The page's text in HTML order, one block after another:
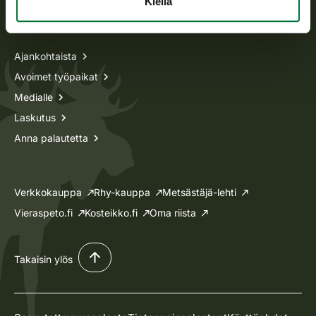
Tietoa meistä
Ajankohtaista
Avoimet työpaikat
Medialle
Laskutus
Anna palautetta
Verkkokauppa Rhy-kauppa
Metsästäjä-lehti
Vieraspeto.fi
Kosteikko.fi Oma riista
Takaisin ylös